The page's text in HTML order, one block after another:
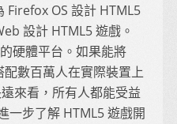
Firefox OS 設計 HTML5
設計 HTML5 遊戲。
硬體平台。如果能將
數百萬人在實際裝置上
來看，所有人都能受益
一步了解 HTML5 遊戲開